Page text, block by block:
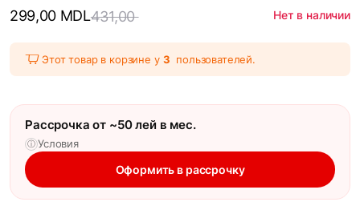
431,00
299,00 MDL Нет в наличии
Этот товар в корзине у 3 пользователей.
Рассрочка от ~50 лей в мес.
ⓘ Условия
Оформить в рассрочку